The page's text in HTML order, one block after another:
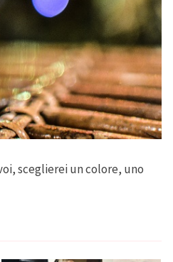
sceglierei un colore, uno